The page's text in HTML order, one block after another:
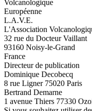
Volcanologique
Européenne
L.A.V.E.
L'Association
32 rue du Docteur Vaillant
93160 Noisy-le-Grand
France
Directeur de publication
Dominique Decobecq
8 rue Ligner 75020 Paris
Bertrand Demarne
1 avenue Thiers 77330